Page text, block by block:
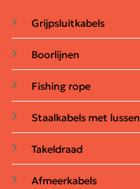
Grijpsluitkabels
Boorlijnen
Fishing rope
Staalkabels met lussen
Takeldraad
Afmeerkabels